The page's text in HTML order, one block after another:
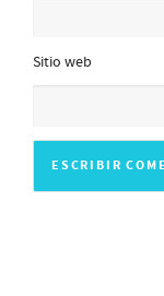
Sitio web